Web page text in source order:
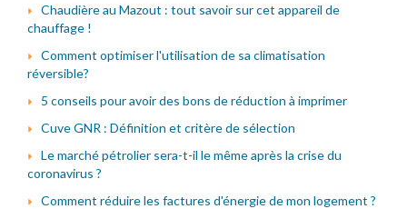
Chaudière au Mazout : tout savoir sur cet appareil de
chauffage !
Comment optimiser l'utilisation de sa climatisation
réversible?
5 conseils pour avoir des bons de réduction à imprimer
Cuve GNR : Définition et critère de sélection
Le marché pétrolier sera-t-il le même après la crise du
coronavirus ?
Comment réduire les factures d'énergie de mon logement ?